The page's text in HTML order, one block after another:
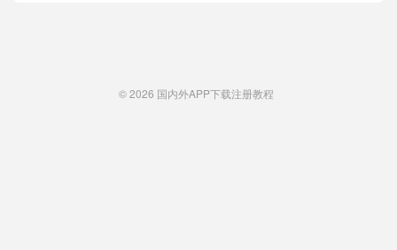
© 2026 国内外APP下载注册教程